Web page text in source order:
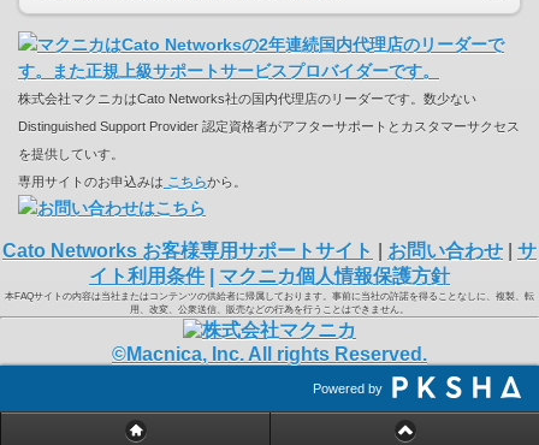
株式会社マクニカはCato Networks社の国内代理店のリーダーです。数少ない
Distinguished Support Provider 認定資格者がアフターサポートとカスタマーサクセス
を提供していす。
専用サイトのお申込みは こちらから。
Cato Networks お客様専用サポートサイト お問い合わせ
サ
イト利用条件| マクニカ個人情報保護方針
本FAQサイトの内容は当社またはコンテンツの供給者に帰属しております。事前に当社の許諾を得ることなしに、複製、転
用、改変、公衆送信、販売などの行為を行うことはできません。
©Macnica, Inc. All rights Reserved.
Powered by